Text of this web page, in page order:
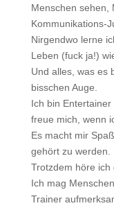
Menschen sehen,
Kommunikations-
Nirgendwo lerne
Leben (fuck ja!)
Und alles, was es
bisschen Auge.
Ich bin Entertainer
freue mich, wenn
Es macht mir
gehört zu werden.
Trotzdem höre ich
Ich mag
Trainer